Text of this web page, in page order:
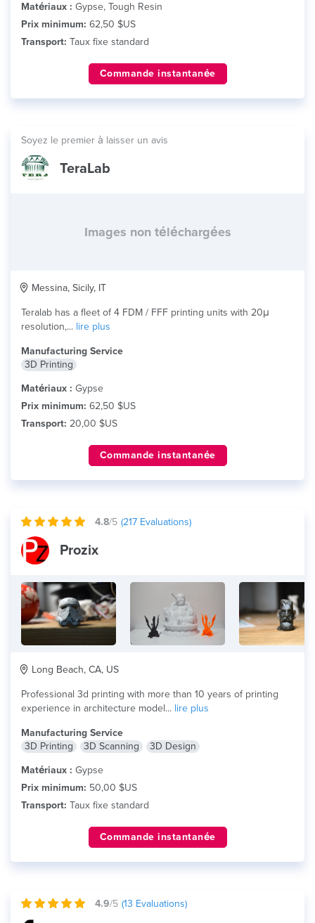
Matériaux : Gypse, Tough Resin
Prix minimum: 62,50 $US
Transport: Taux fixe standard
Commande instantanée
Soyez le premier à laisser un avis
TeraLab
Images non téléchargées
Messina, Sicily, IT
Teralab has a fleet of 4 FDM / FFF printing units with 20μ
resolution,... lire plus
Manufacturing Service
3D Printing
Matériaux : Gypse
Prix minimum: 62,50 $US
Transport: 20,00 $US
Commande instantanée
4.8/5 (217 Evaluations)
Prozix
Long Beach, CA, US
Professional 3d printing with more than 10 years of printing
experience in architecture model... lire plus
Manufacturing Service
3D Printing
3D Scanning
3D Design
Matériaux : Gypse
Prix minimum: 50,00 $US
Transport: Taux fixe standard
Commande instantanée
4.9/5 (13 Evaluations)